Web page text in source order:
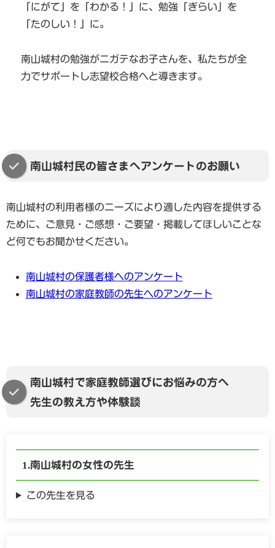
「にがて」を「わかる！」に、勉強「ぎらい」を
「たのしい！」に。
南山城村の勉強がニガテなお子さんを、私たちが全
力でサポートし志望校合格へと導きます。
南山城村民の皆さまへアンケートのお願い
南山城村の利用者様のニーズにより適した内容を提供する
ために、ご意見・ご感想・ご要望・掲載してほしいことな
ど何でもお聞かせください。
南山城村の保護者様へのアンケート
南山城村の家庭教師の先生へのアンケート
南山城村で家庭教師選びにお悩みの方へ
先生の教え方や体験談
南山城村の女性の先生
この先生を見る